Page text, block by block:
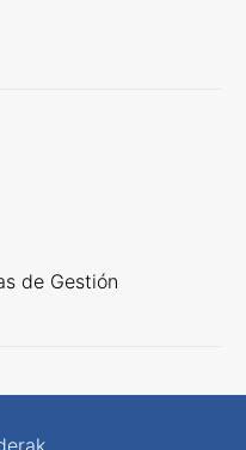
de Gestión